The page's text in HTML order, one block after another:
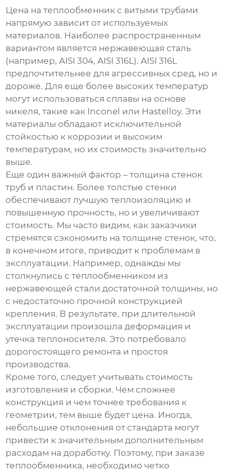
Цена натеплообменник с витыми трубами
напрямую зависит от используемых
материалов. Наиболее распространенным
вариантом является нержавеющая сталь
(например, AISI 304, AISI 316L). AISI 316L
предпочтительнее для агрессивных сред, но и
дороже. Для еще более высоких температур
могут использоваться сплавы на основе
никеля, такие как Inconel или Hastelloy. Эти
материалы обладают исключительной
стойкостью к коррозии и высоким
температурам, но их стоимость значительно
выше.
Еще один важный фактор – толщина стенок
труб и пластин. Более толстые стенки
обеспечивают лучшую теплоизоляцию и
повышенную прочность, но и увеличивают
стоимость. Мы часто видим, как заказчики
стремятся сэкономить на толщине стенок, что,
в конечном итоге, приводит к проблемам в
эксплуатации. Например, однажды мы
столкнулись с теплообменником из
нержавеющей стали достаточной толщины, но
с недостаточно прочной конструкцией
крепления. В результате, при длительной
эксплуатации произошла деформация и
утечка теплоносителя. Это потребовало
дорогостоящего ремонта и простоя
производства.
Кроме того, следует учитывать стоимость
изготовления и сборки. Чем сложнее
конструкция и чем точнее требования к
геометрии, тем выше будет цена. Иногда,
небольшие отклонения от стандарта могут
привести к значительным дополнительным
расходам на доработку. Поэтому, при заказе
теплообменника, необходимо четко